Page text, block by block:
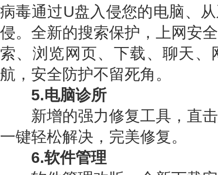
病毒通过U盘入侵您的电脑、
侵。全新的搜索保护，上网安
索、浏览网页、下载、聊天
航，安全防护不留死角。
5.电脑诊所
新增的强力修复工具，直击
一键轻松解决，完美修复。
6.软件管理